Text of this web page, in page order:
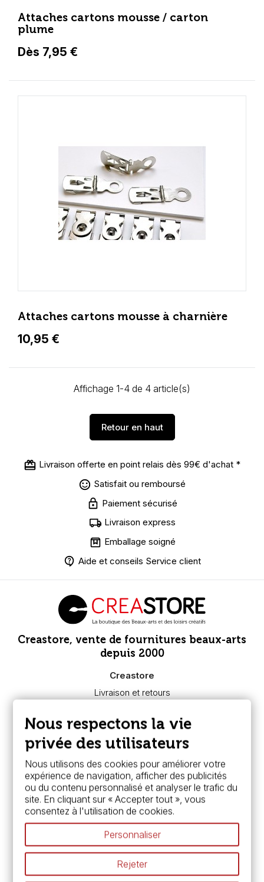
Attaches cartons mousse / carton
plume
Dès 7,95 €
Attaches cartons mousse à charnière
10,95 €
Affichage 1-4 de 4 article(s)
Retour en haut
Livraison offerte en point relais dès 99€ d'achat *
Satisfait ou remboursé
Paiement sécurisé
Livraison express
Emballage soigné
Aide et conseils Service client
Creastore, vente de fournitures beaux-arts
depuis 2000
Creastore
Livraison et retours
Paiement sécurisé
FAQ
Boutique à Angers
Services
Carte fidélité & avantages
Chèque cadeau, bon cadeaux
Devis & bon de commande
Pass culture - mode d'emploi
Nos promotions en cours
Espace conseils
L’aquarelle en tubes ou en godets ?
Le vocabulaire technique de l’aquarelle
Nous respectons la vie
privée des utilisateurs
Nous utilisons des cookies pour améliorer votre
expérience de navigation, afficher des publicités
ou du contenu personnalisé et analyser le trafic du
site. En cliquant sur « Accepter tout », vous
consentez à l'utilisation de cookies.
Personnaliser
Rejeter